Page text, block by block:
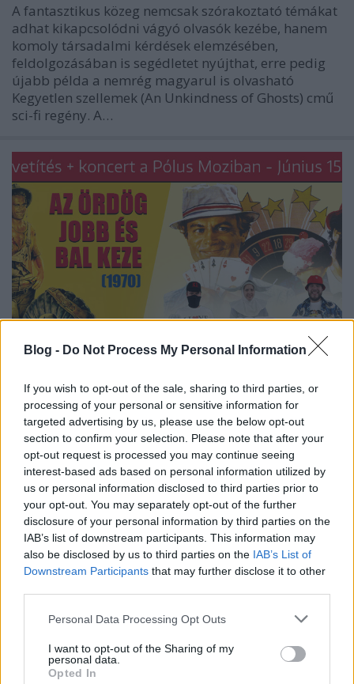
Blog - Do Not Process My Personal Information
If you wish to opt-out of the sale, sharing to third parties, or
processing of your personal or sensitive information for
targeted advertising by us, please use the below opt-out
section to confirm your selection. Please note that after your
opt-out request is processed you may continue seeing
interest-based ads based on personal information utilized by
us or personal information disclosed to third parties prior to
your opt-out. You may separately opt-out of the further
disclosure of your personal information by third parties on the
IAB’s list of downstream participants. This information may
also be disclosed by us to third parties on the IAB’s List of
Downstream Participants that may further disclose it to other
Please note that this website/app uses one or more Google
not limited to your visit or usage behaviour. You may click to
grant or deny consent to Google and its third-party tags to
Personal Data Processing Opt Outs
I want to opt-out of the Sharing of my
personal data.
Opted In
A fantasztikus közeg nemcsak szórakoztató témákat
adhat kikapcsolódni vágyó olvasók kezébe, hanem
komoly társadalmi kérdések elemzésében,
feldolgozásában is segédletet nyújthat, erre pedig
újabb példa a nemrég magyarul is olvasható
Kegyetlen szellemek (An Unkindness of Ghosts) cmű
sci-fi regény. A…
Nyerj páros belépőt! Bud Spencer
emlékprogram vetítéssel és
koncerttel
Kata SWL•2018. június 08.
Június végén lesz második éve, hogy nincs köztünk
Carlo Pedersoli, azaz Bud Spencer, aki önálló és
Terence Hillel közös filmjeivel örökre beírta magát
rajongók millióinak szívébe. Az évforduló
alkalmából június 15-én emlékprogramot
rendeznek a XV. kerületi Pólus Moziban.